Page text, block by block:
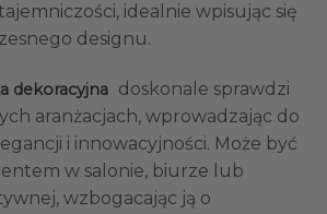
idealnie wpisując się
designu.
dekoracyjna doskonale sprawdzi
aranżacjach, wprowadzając do
i innowacyjności. Może być
w salonie, biurze lub
wzbogacając ją o